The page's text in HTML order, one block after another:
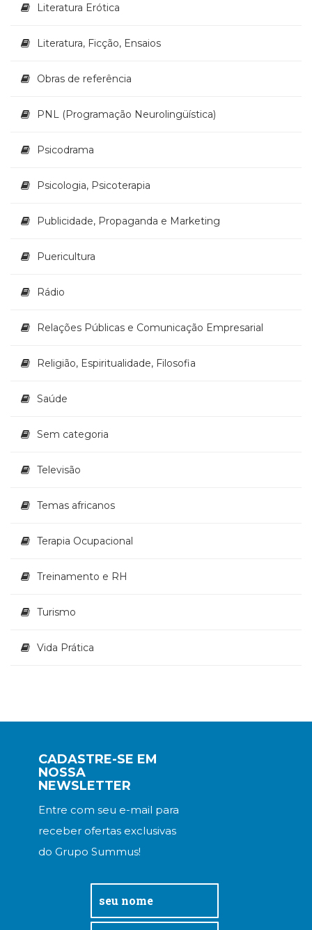
Literatura Erótica
Literatura, Ficção, Ensaios
Obras de referência
PNL (Programação Neurolingüística)
Psicodrama
Psicologia, Psicoterapia
Publicidade, Propaganda e Marketing
Puericultura
Rádio
Relações Públicas e Comunicação Empresarial
Religião, Espiritualidade, Filosofia
Saúde
Sem categoria
Televisão
Temas africanos
Terapia Ocupacional
Treinamento e RH
Turismo
Vida Prática
CADASTRE-SE EM
NOSSA
NEWSLETTER
Entre com seu e-mail para
receber ofertas exclusivas
do Grupo Summus!